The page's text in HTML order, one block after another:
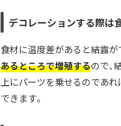
デコレーションする際は
食材に温度差があると結露が
あるところで増殖するので、
上にパーツを乗せるのであ
できます。